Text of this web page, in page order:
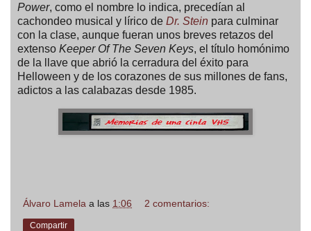
Power, como el nombre lo indica, precedían al
cachondeo musical y lírico de Dr. Stein para culminar
con la clase, aunque fueran unos breves retazos del
extenso Keeper Of The Seven Keys, el título homónimo
de la llave que abrió la cerradura del éxito para
Helloween y de los corazones de sus millones de fans,
adictos a las calabazas desde 1985.
Álvaro Lamela a las 1:06 2 comentarios:
Compartir